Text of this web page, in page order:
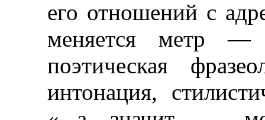
его отношений с
меняется метр —
поэтическая
интонация,